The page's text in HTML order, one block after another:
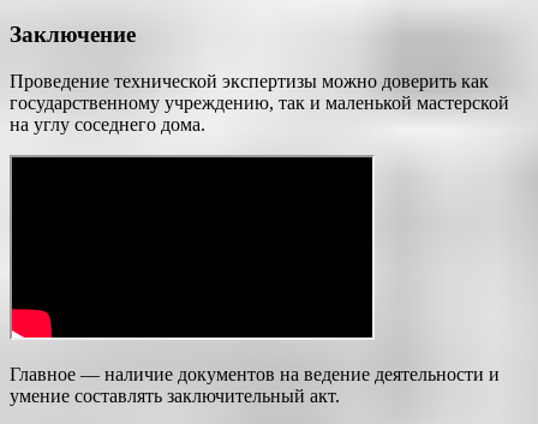
Заключение
Проведение технической экспертизы можно доверить как
государственному учреждению, так и маленькой мастерской
на углу соседнего дома.
Главное — наличие документов на ведение деятельности и
умение составлять заключительный акт.